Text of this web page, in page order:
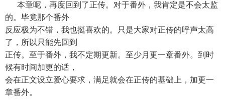
本章呢，再度回到了正传。对于番外，我肯定是不会太监
的。毕竟那个番外
反应极为不错，我也挺喜欢的。只是大家对正传的呼声太高
了，所以只能先回到
正传。至于番外，我不定期更新。至少月更一章番外。到时
候有时间加更的话，
会在正文设立爱心要求，满足就会在正传的基础上，加更一
章番外。